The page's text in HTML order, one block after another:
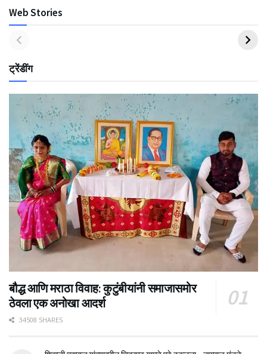
Web Stories
ट्रेंडींग
बौद्ध आणि मराठा विवाह: कुटुंबीयांनी समाजासमोर
ठेवला एक अनोखा आदर्श
34508 SHARES